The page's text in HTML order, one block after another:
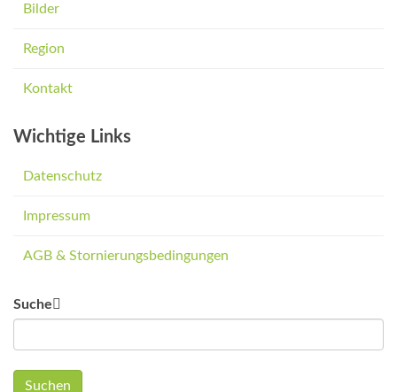
Bilder
Region
Kontakt
Wichtige Links
Datenschutz
Impressum
AGB & Stornierungsbedingungen
Suche
Suchen